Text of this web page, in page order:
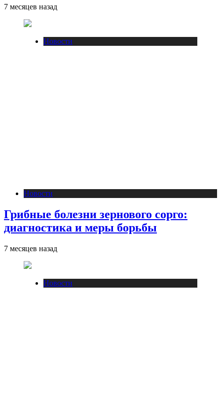
7 месяцев назад
Новости
Новости
Грибные болезни зернового сорго:
диагностика и меры борьбы
7 месяцев назад
Новости